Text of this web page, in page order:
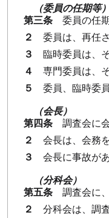
（委員の任期等）
第三条 委員の任
２ 委員は、再任
３ 臨時委員は、
４ 専門委員は、
５ 委員、臨時委
（会長）
第四条 調査会に
２ 会長は、会務
３ 会長に事故が
（分科会）
第五条 調査会に
２ 分科会は、調